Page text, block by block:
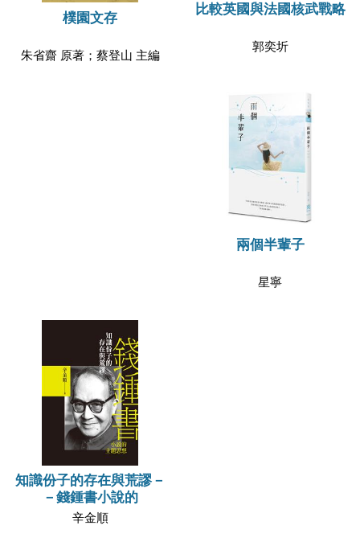
樸園文存
朱省齋 原著；蔡登山 主編
比較英國與法國核武戰略
郭奕圻
兩個半輩子
星寧
知識份子的存在與荒謬－
－錢鍾書小說的
辛金順